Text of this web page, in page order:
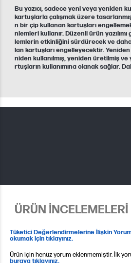
Bu yazıcı, sadece yeni veya yeniden
kartuşlarla çalışmak üzere
n bir çip kullanan kartuşları
nlemleri kullanır. Düzenli ürün
lemlerin etkinliğini sürdürecek ve
lan kartuşları engelleyecektir. Yeniden
niden kullanılmış, yeniden üretilmiş
rtuşların kullanımına olanak sağlar.
ÜRÜN İNCELEMELERİ
Tüketici Değerlendirmelerine İlişkin
okumak için tıklayınız.
Ürün için henüz yorum eklenmemiştir. İlk
buraya tıklayınız.